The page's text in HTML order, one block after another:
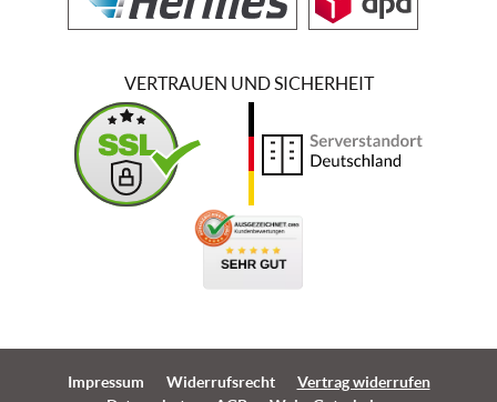
VERTRAUEN UND SICHERHEIT
Impressum Widerrufsrecht
Vertrag widerrufen